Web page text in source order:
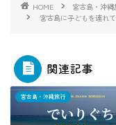
HOME
宮古島・沖縄
宮古島に子どもを連れ
関連記事
宮古島・沖縄旅行